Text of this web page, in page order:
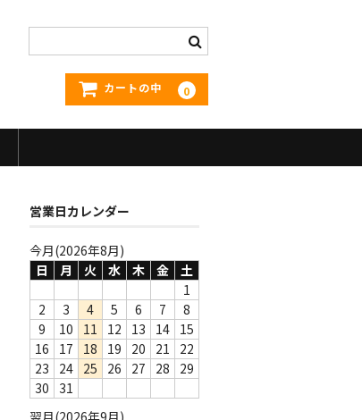
カートの中 0
営業日カレンダー
今月(2026年8月)
日
月 火 水 木 金
土
1
2
3 4 5 6 7
8
9
10 11 12 13 14 15
16
17 18 19 20 21
22
23
24 25 26 27 28
29
30
31
翌月(2026年9月)